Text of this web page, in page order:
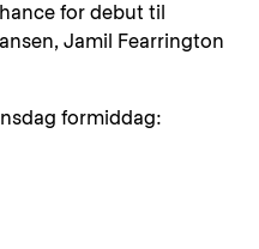
for debut til
Jamil Fearrington
formiddag: